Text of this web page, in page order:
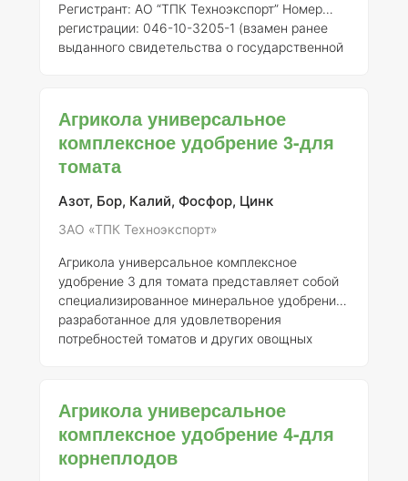
Регистрант: АО “ТПК Техноэкспорт” Номер
регистрации: 046-10-3205-1 (взамен ранее
выданного свидетельства о государственной
собой сбалансированный состав минеральных
питательных веществ, специально
разработанный для удовлетворения
Удобрение характеризуется высокой
усвоения
Агрикола универсальное
комплексное удобрение 3-для
томата
Азот, Бор, Калий, Фосфор, Цинк
ЗАО «ТПК Техноэкспорт»
Агрикола универсальное комплексное
удобрение 3 для томата представляет собой
специализированное минеральное удобрение,
разработанное для удовлетворения
потребностей томатов и других овощных
о государственной регистрации от 21.07.2015
№ 718. ### Описание Агрикола 3 - это
комплексное удобрение, содержащее
оптимальный баланс основных макро- и
Агрикола универсальное
комплексное удобрение 4-для
корнеплодов